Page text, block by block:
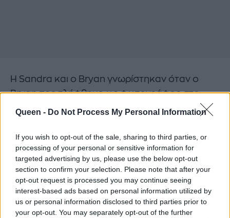
Queen - Do Not Process My Personal Information
If you wish to opt-out of the sale, sharing to third parties, or
processing of your personal or sensitive information for
targeted advertising by us, please use the below opt-out
section to confirm your selection. Please note that after your
opt-out request is processed you may continue seeing
interest-based ads based on personal information utilized by
us or personal information disclosed to third parties prior to
your opt-out. You may separately opt-out of the further
Η Sandra και ο Bryan γνωρίστηκαν όταν ο
Bryan προσλήφθηκε ως φωτογράφος στο
πάρτι γενεθλίων του γιου της Louis και μετά τη
από την υποκριτική.
«Θέλω να είμαι στο σπίτι. Πάντα έτρεχα στο
επόμενο πράγμα. Θέλω απλώς να είμαι
παρούσα και υπεύθυνη για ένα πράγμα», είπε η
Bullock το 2022.